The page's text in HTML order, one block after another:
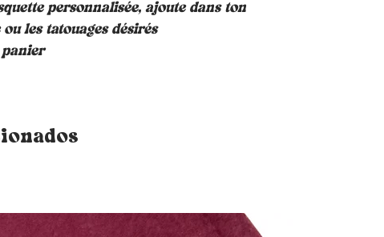
personnalisée, ajoute dans ton
les tatouages désirés
panier